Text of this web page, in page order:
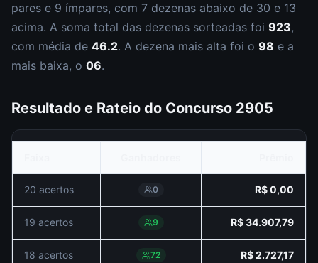
pares e 9 ímpares, com 7 dezenas abaixo de 30 e 13
acima. A soma total das dezenas sorteadas foi 923,
com média de 46.2. A dezena mais alta foi o 98 e a
mais baixa, o 06.
Resultado e Rateio do Concurso 2905
20 acertos 0 R$ 0,00
19 acertos 9 R$ 34.907,79
18 acertos 72 R$ 2.727,17